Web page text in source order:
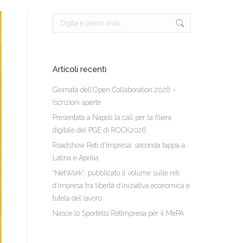
Cerca:
Articoli recenti
Giornata dell’Open Collaboration 2026 –
Iscrizioni aperte
Presentata a Napoli la call per la filiera
digitale del PGE di ROCK2026
Roadshow Reti d’Impresa: seconda tappa a
Latina e Aprilia
“NetWork”: pubblicato il volume sulle reti
d’impresa tra libertà d’iniziativa economica e
tutela del lavoro
Nasce lo Sportello RetImpresa per il MePA